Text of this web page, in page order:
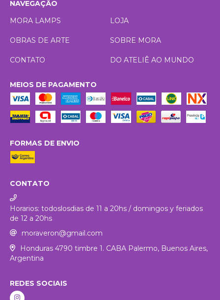
NAVEGAÇÃO
MORA LAMPS
LOJA
OBRAS DE ARTE SOBRE MORA
CONTATO DO ATELIÊ AO MUNDO
MEIOS DE PAGAMENTO
FORMAS DE ENVIO
CONTATO
Horarios: todoslosdias de 11 a 20hs / domingos y feriados
de 12 a 20hs
moraveron@gmail.com
Honduras 4790 timbre 1. CABA Palermo, Buenos Aires,
Argentina
REDES SOCIAIS